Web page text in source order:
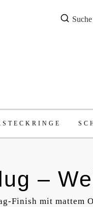
Suche
–
Finish mit mattem